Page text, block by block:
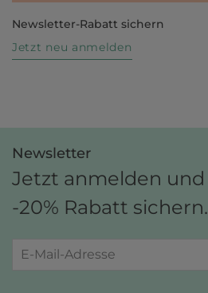
Newsletter-Rabatt sichern
Jetzt neu anmelden
Newsletter
Jetzt anmelden und
-20% Rabatt sichern.